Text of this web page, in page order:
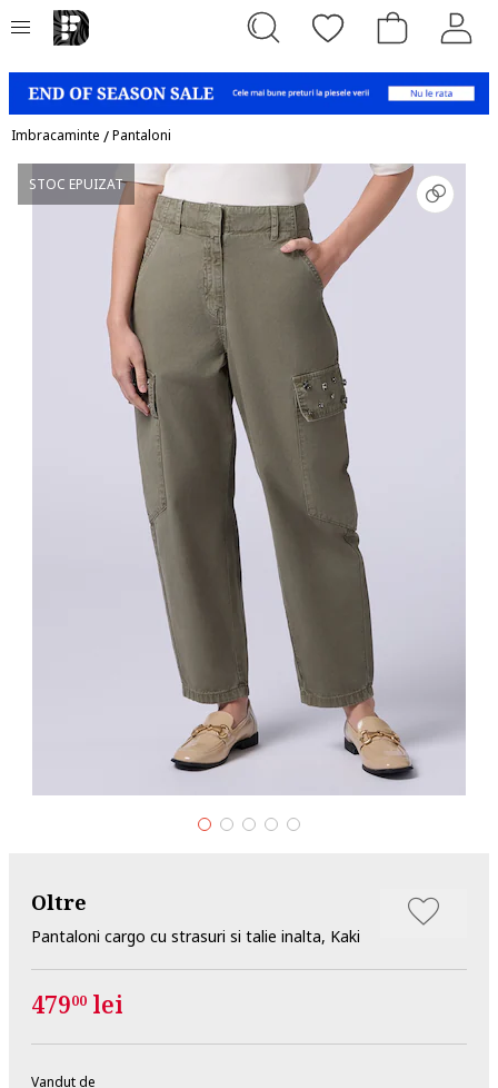
Imbracaminte /Pantaloni
STOC EPUIZAT
Oltre
Pantaloni cargo cu strasuri si talie inalta, Kaki
47900 lei
Vandut de